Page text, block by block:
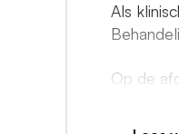
Als
Op de